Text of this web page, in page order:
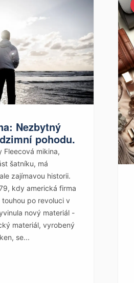
Nezbytný
pohodu.
Fleecová mikina,
šatníku, má
zajímavou historii.
kdy americká firma
po revoluci v
nový materiál -
materiál, vyrobený
se...